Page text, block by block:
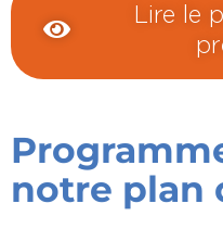
Lire le
notre plan